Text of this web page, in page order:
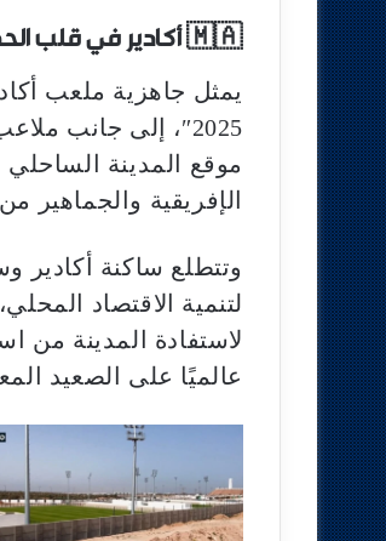
🇲🇦 أكادير في قلب الحدث القاري والعالمي
يمثل جاهزية ملعب
2025″، إلى جانب
موقع المدينة الساحلي
الإفريقية والجماهير
وتتطلع ساكنة
لتنمية الاقتصاد
عالميًا على الصعيد